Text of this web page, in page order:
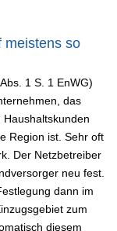
meistens so
1 S. 1 EnWG)
das
Region ist. Sehr oft
Der Netzbetreiber
neu fest.
dann im
zum
diesem